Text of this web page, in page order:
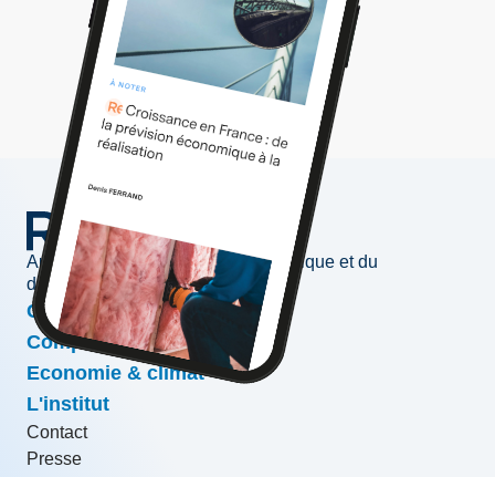
Au service de l'information économique et du
développement des entreprises
Conjoncture & prévisions
Compétitivité & croissance
Economie & climat
L'institut
Contact
Presse